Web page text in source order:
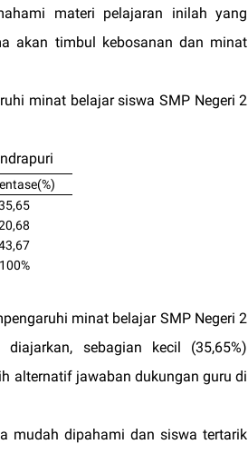
materi pelajaran inilah yang
akan timbul kebosanan dan minat
minat belajar siswa SMP Negeri 2
100%
minat belajar SMP Negeri 2
sebagian kecil (35,65%)
alternatif jawaban dukungan guru di
mudah dipahami dan siswa tertarik